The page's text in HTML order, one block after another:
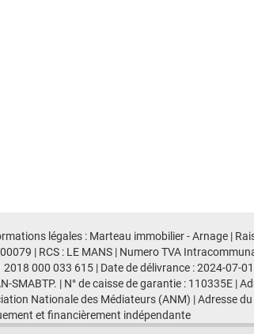
légales : Marteau immobilier - Arnage |
| RCS : LE MANS | Numero TVA
2018 000 033 615 | Date de délivrance : 2024-07-
SMABTP. | N° de caisse de garantie : 110335E |
Nationale des Médiateurs (ANM) | Adresse
et financièrement indépendante